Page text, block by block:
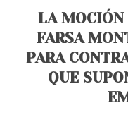
LA MOCIÓN
FARSA
PARA
QUE